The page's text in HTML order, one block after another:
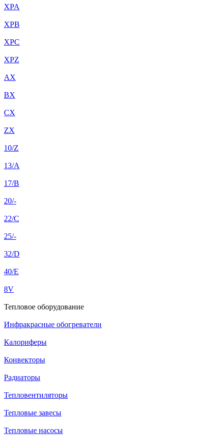
XPA
XPB
XPC
XPZ
AX
BX
CX
ZX
10/Z
13/A
17/B
20/-
22/C
25/-
32/D
40/E
8V
Тепловое оборудование
Инфракрасные обогреватели
Калориферы
Конвекторы
Радиаторы
Тепловентиляторы
Тепловые завесы
Тепловые насосы